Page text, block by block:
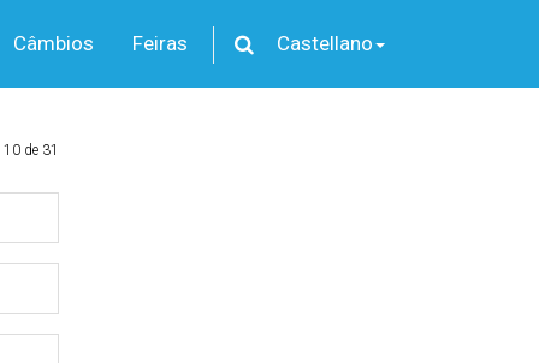
Câmbios Feiras Castellano
de 31